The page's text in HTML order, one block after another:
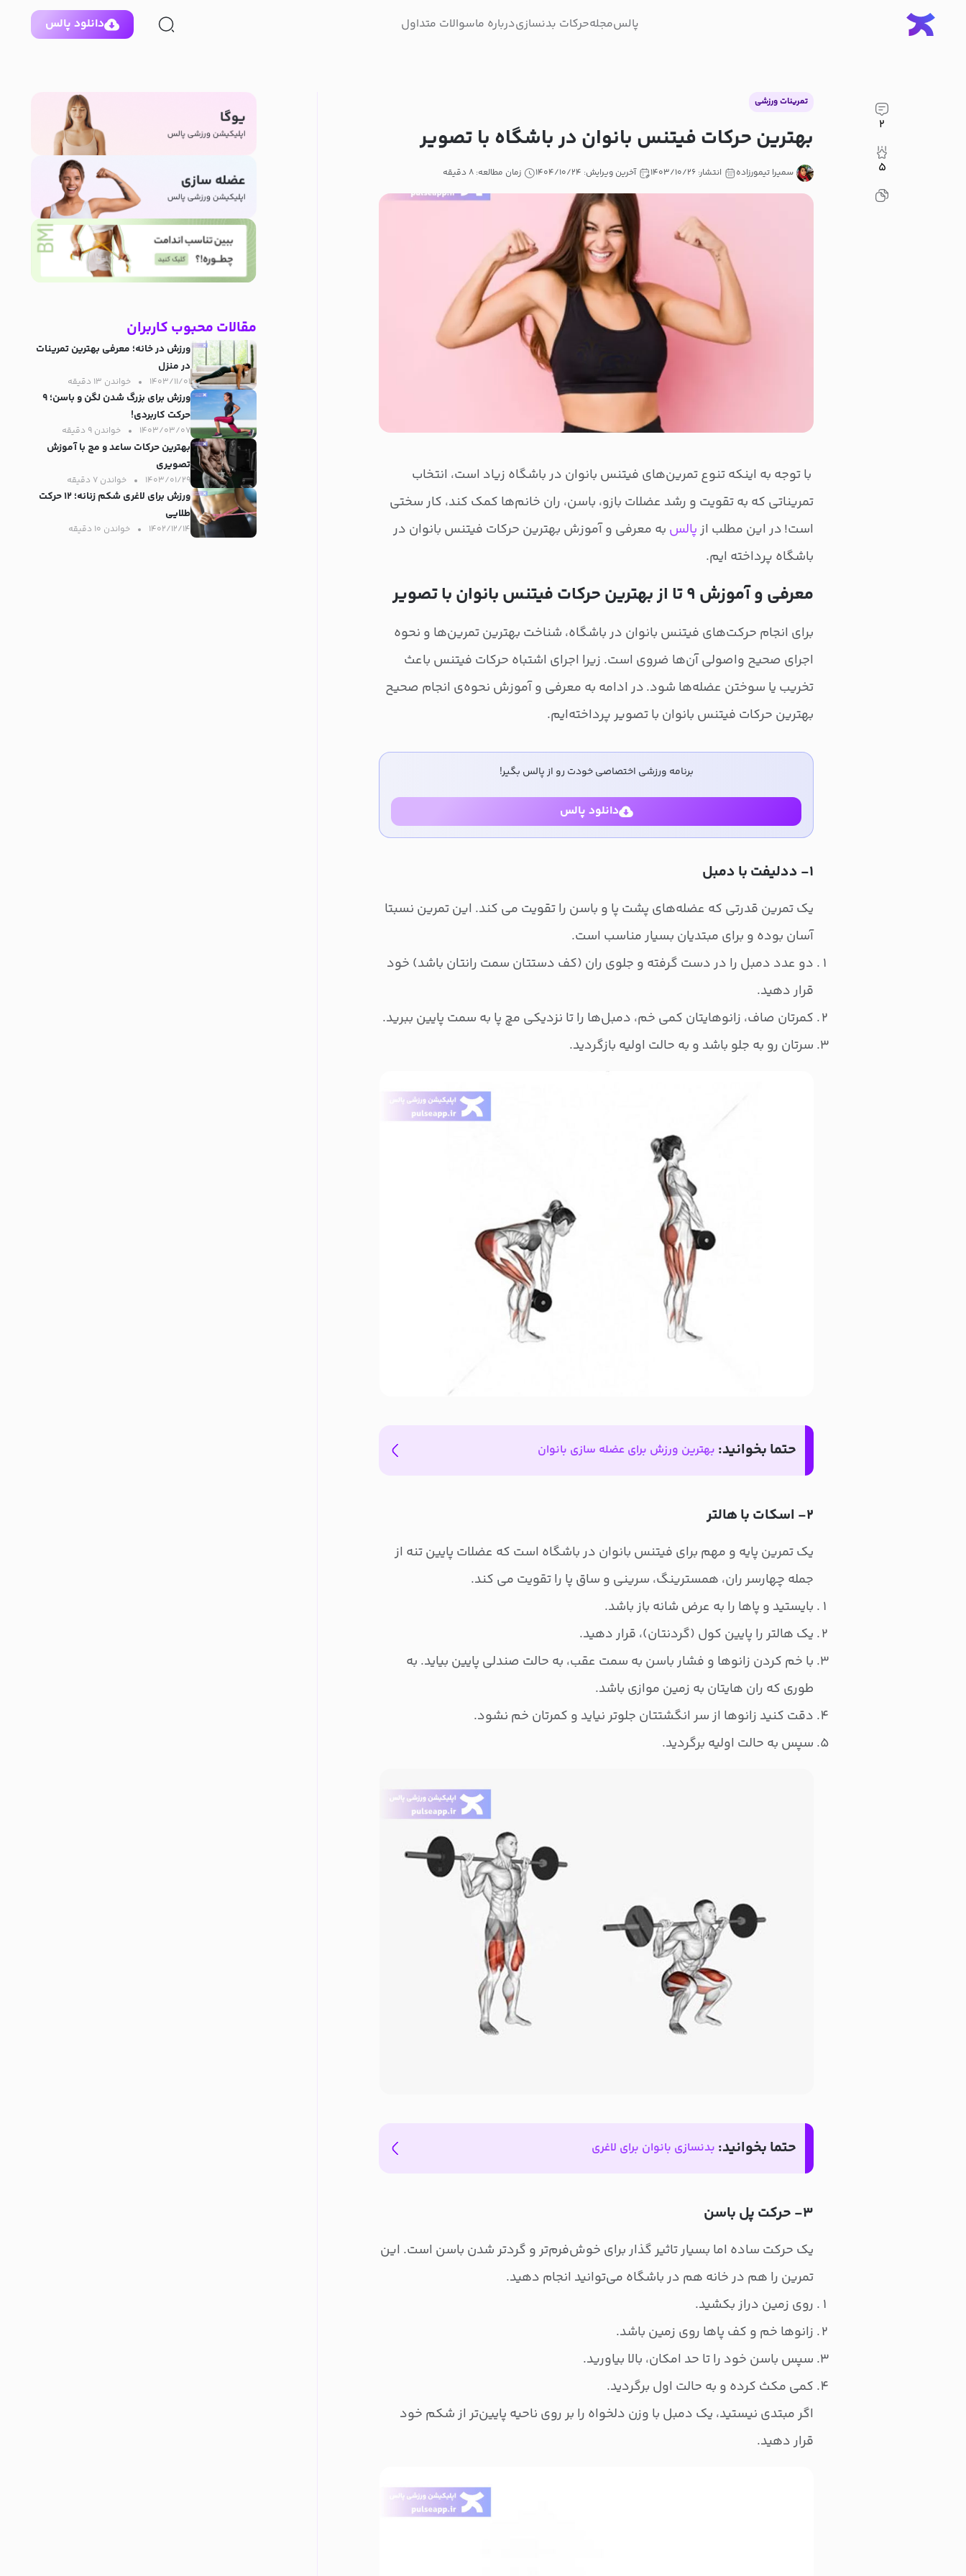
پالسمجلهحرکات بدنسازیدرباره ماسوالات متداول دانلود پالس
۲
۵
تمرینات ورزشی
بهترین حرکات فیتنس بانوان در باشگاه با تصویر
سمیرا تیمورزاده انتشار: ۱۴۰۳/۱۰/۲۶ آخرین ویرایش: ۱۴۰۴/۱۰/۲۴ زمان مطالعه: ۸ دقیقه
با توجه به اینکه تنوع تمرین‌های فیتنس بانوان در باشگاه زیاد است، انتخاب
تمریناتی که به تقویت و رشد عضلات بازو، باسن، ران خانم‌ها کمک کند، کار سختی
است! در این مطلب ازپالس به معرفی و آموزش بهترین حرکات فیتنس بانوان در
باشگاه پرداخته ایم.
معرفی و آموزش ۹ تا از بهترین حرکات فیتنس بانوان با تصویر
برای انجام حرکت‌های فیتنس بانوان در باشگاه، شناخت بهترین تمرین‌ها و نحوه
اجرای صحیح واصولی آن‌ها ضروی است. زیرا اجرای اشتباه حرکات فیتنس باعث
تخریب یا سوختن عضله‌ها شود. در ادامه به معرفی و آموزش نحوه‌ی انجام صحیح
بهترین حرکات فیتنس بانوان با تصویر پرداخته‌ایم.
برنامه ورزشی اختصاصی خودت رو از پالس بگیر!
دانلود پالس
۱- ددلیفت با دمبل
یک تمرین قدرتی که عضله‌های پشت پا و باسن را تقویت می کند. این تمرین نسبتا
آسان بوده و برای مبتدیان بسیار مناسب است.
دو عدد دمبل را در دست گرفته و جلوی ران (کف دستتان سمت رانتان باشد) خود
قرار دهید.
کمرتان صاف، زانوهایتان کمی خم، دمبل‌ها را تا نزدیکی مچ پا به سمت پایین ببرید.
سرتان رو به جلو باشد و به حالت اولیه بازگردید.
حتما بخوانید: بهترین ورزش برای عضله سازی بانوان
۲- اسکات با هالتر
یک تمرین پایه و مهم برای فیتنس بانوان در باشگاه است که عضلات پایین تنه از
جمله چهارسر ران، همسترینگ، سرینی و ساق پا را تقویت می کند.
بایستید و پاها را به عرض شانه باز باشد.
یک هالتر را پایین کول (گردنتان)، قرار دهید.
با خم کردن زانوها و فشار باسن به سمت عقب، به حالت صندلی پایین بیاید. به
طوری که ران هایتان به زمین موازی باشد.
دقت کنید زانوها از سر انگشتتان جلوتر نیاید و کمرتان خم نشود.
سپس به حالت اولیه برگردید.
حتما بخوانید: بدنسازی بانوان برای لاغری
۳- حرکت پل باسن
یک حرکت ساده اما بسیار تاثیر گذار برای خوش‌فرم‌تر و گردتر شدن باسن است. این
تمرین را هم در خانه هم در باشگاه می‌توانید انجام دهید.
روی زمین دراز بکشید.
زانوها خم و کف پاها روی زمین باشد.
سپس باسن خود را تا حد امکان، بالا بیاورید.
کمی مکث کرده و به حالت اول برگردید.
اگر مبتدی نیستید، یک دمبل با وزن دلخواه را بر روی ناحیه پایین‌تر از شکم خود
قرار دهید.
مقالات محبوب کاربران
ورزش در خانه؛ معرفی بهترین تمرینات
در منزل
۱۴۰۳/۱۱/۰۱ خواندن ۱۳ دقیقه‌
ورزش برای بزرگ شدن لگن و باسن؛ ۹
حرکت کاربردی!
۱۴۰۳/۰۳/۰۷ خواندن ۹ دقیقه‌
بهترین حرکات ساعد و مچ با آموزش
تصویری
۱۴۰۳/۰۱/۲۹ خواندن ۷ دقیقه‌
ورزش برای لاغری شکم زنانه؛ ۱۲ حرکت
طلایی
۱۴۰۲/۱۲/۱۴ خواندن ۱۰ دقیقه‌